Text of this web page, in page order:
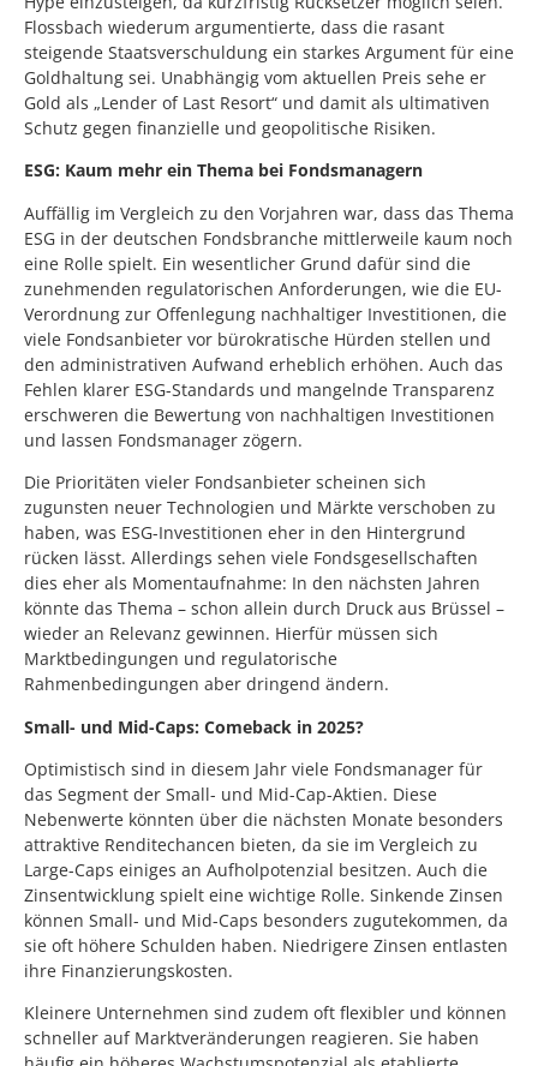
Flossbach wiederum argumentierte, dass die rasant
steigende Staatsverschuldung ein starkes Argument für eine
Goldhaltung sei. Unabhängig vom aktuellen Preis sehe er
Gold als „Lender of Last Resort“ und damit als ultimativen
Schutz gegen finanzielle und geopolitische Risiken.
ESG: Kaum mehr ein Thema bei Fondsmanagern
Auffällig im Vergleich zu den Vorjahren war, dass das Thema
ESG in der deutschen Fondsbranche mittlerweile kaum noch
eine Rolle spielt. Ein wesentlicher Grund dafür sind die
zunehmenden regulatorischen Anforderungen, wie die EU-
Verordnung zur Offenlegung nachhaltiger Investitionen, die
viele Fondsanbieter vor bürokratische Hürden stellen und
den administrativen Aufwand erheblich erhöhen. Auch das
Fehlen klarer ESG-Standards und mangelnde Transparenz
erschweren die Bewertung von nachhaltigen Investitionen
und lassen Fondsmanager zögern.
Die Prioritäten vieler Fondsanbieter scheinen sich
zugunsten neuer Technologien und Märkte verschoben zu
haben, was ESG-Investitionen eher in den Hintergrund
rücken lässt. Allerdings sehen viele Fondsgesellschaften
dies eher als Momentaufnahme: In den nächsten Jahren
könnte das Thema – schon allein durch Druck aus Brüssel –
wieder an Relevanz gewinnen. Hierfür müssen sich
Marktbedingungen und regulatorische
Rahmenbedingungen aber dringend ändern.
Small- und Mid-Caps: Comeback in 2025?
Optimistisch sind in diesem Jahr viele Fondsmanager für
das Segment der Small- und Mid-Cap-Aktien. Diese
Nebenwerte könnten über die nächsten Monate besonders
attraktive Renditechancen bieten, da sie im Vergleich zu
Large-Caps einiges an Aufholpotenzial besitzen. Auch die
Zinsentwicklung spielt eine wichtige Rolle. Sinkende Zinsen
können Small- und Mid-Caps besonders zugutekommen, da
sie oft höhere Schulden haben. Niedrigere Zinsen entlasten
ihre Finanzierungskosten.
Kleinere Unternehmen sind zudem oft flexibler und können
schneller auf Marktveränderungen reagieren. Sie haben